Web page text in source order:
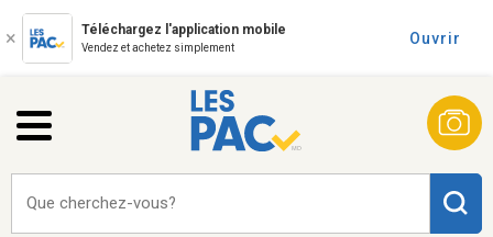
Téléchargez l'application mobile
Vendez et achetez simplement
Ouvrir
Que cherchez-vous?